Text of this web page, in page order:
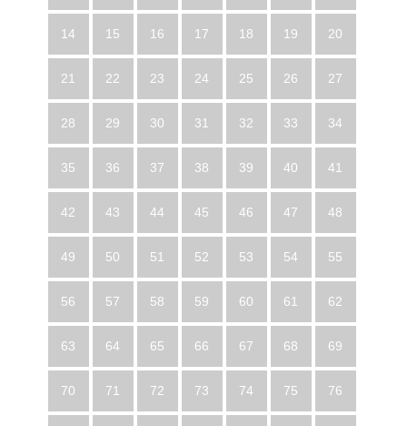
14 15 16 17 18 19 20
21 22 23 24 25 26 27
28 29 30 31 32 33 34
35 36 37 38 39 40 41
42 43 44 45 46 47 48
49 50 51 52 53 54 55
56 57 58 59 60 61 62
63 64 65 66 67 68 69
70 71 72 73 74 75 76